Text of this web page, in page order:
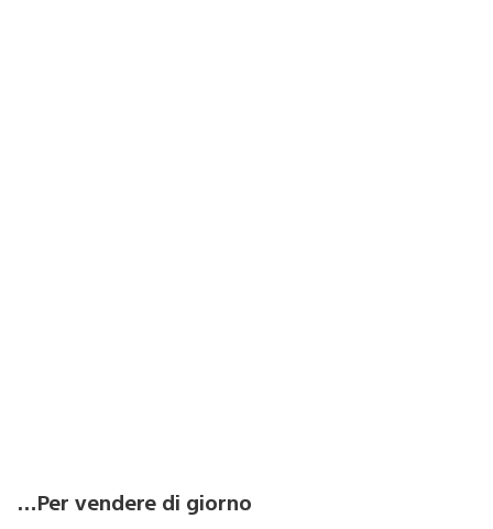
…Per vendere di giorno